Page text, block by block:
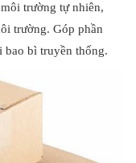
trường tự nhiên,
trường. Góp phần
bao bì truyền thống.